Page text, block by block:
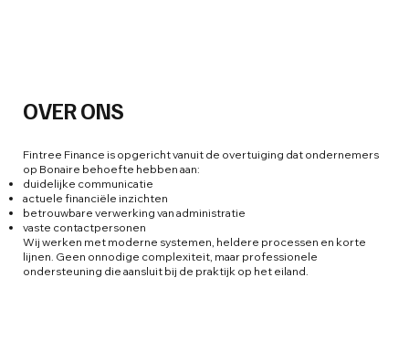
OVER ONS
Fintree Finance is opgericht vanuit de overtuiging dat ondernemers
op Bonaire behoefte hebben aan:
duidelijke communicatie
actuele financiële inzichten
betrouwbare verwerking van administratie
vaste contactpersonen
Wij werken met moderne systemen, heldere processen en korte
lijnen. Geen onnodige complexiteit, maar professionele
ondersteuning die aansluit bij de praktijk op het eiland.